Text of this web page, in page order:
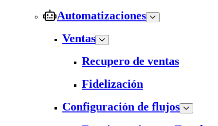
Automatizaciones
Ventas
Recupero de ventas
Fidelización
Configuración de flujos